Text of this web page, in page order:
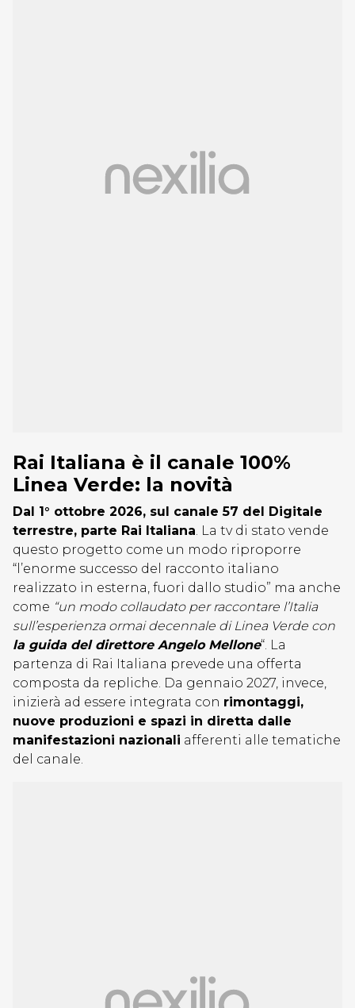
Rai Italiana è il canale 100%
Linea Verde: la novità
Dal 1° ottobre 2026, sul canale 57 del Digitale
terrestre, parte Rai Italiana. La tv di stato vende
questo progetto come un modo riproporre
“l’enorme successo del racconto italiano
realizzato in esterna, fuori dallo studio” ma anche
come “un modo collaudato per raccontare l’Italia
sull’esperienza ormai decennale di Linea Verde con
la guida del direttore Angelo Mellone“. La
partenza di Rai Italiana prevede una offerta
composta da repliche. Da gennaio 2027, invece,
inizierà ad essere integrata con rimontaggi,
nuove produzioni e spazi in diretta dalle
manifestazioni nazionali afferenti alle tematiche
del canale.